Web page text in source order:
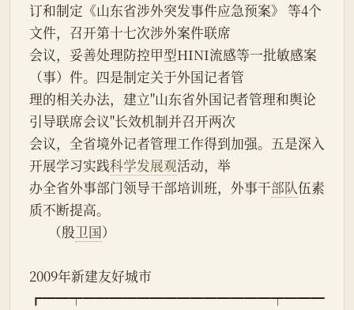
订和制定《山东省涉外突发事件应急预案》 等4个
文件，召开第十七次涉外案件联席
会议，妥善处理防控甲型HINI流感等一批敏感案
（事）件。四是制定关于外国记者管
理的相关办法，建立"山东省外国记者管理和舆论
引导联席会议"长效机制并召开两次
会议，全省境外记者管理工作得到加强。五是深入
开展学习实践科学发展观活动，举
办全省外事部门领导干部培训班，外事干部队伍素
质不断提高。
      （殷
卫国）
2009年新建友好城市
┏━━┯━━━━━━━━━━━━━━┯━━━